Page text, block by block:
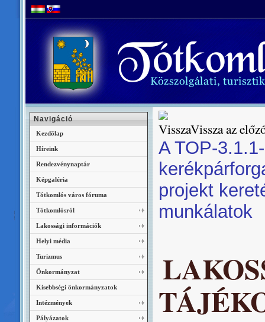
Vissza az
A TOP-
projekt
munkálatok
Navigáció
Kezdőlap
Híreink
Rendezvénynaptár
Képgaléria
Tótkomlós város fóruma
Tótkomlósról
Lakossági információk
Helyi média
Turizmus
Önkormányzat
Kisebbségi önkormányzatok
Intézmények
Pályázatok